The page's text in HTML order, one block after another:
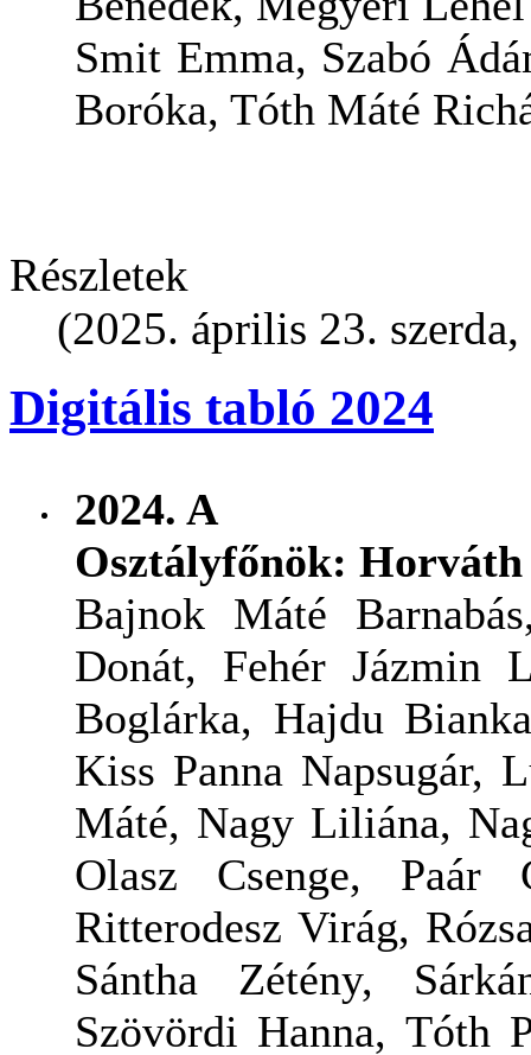
Smit Emma, Szabó
Boróka, Tóth Máté
Részletek
(2025. április 23.
Digitális tabló 2024
2024. A
Osztályfőnök: Horváth
Bajnok Máté
Donát, Fehér Jázmin
Boglárka, Hajdu
Kiss Panna Napsugár,
Máté, Nagy Liliána,
Olasz Csenge, Paár
Ritterodesz Virág,
Sántha Zétény,
Szövördi Hanna, Tóth